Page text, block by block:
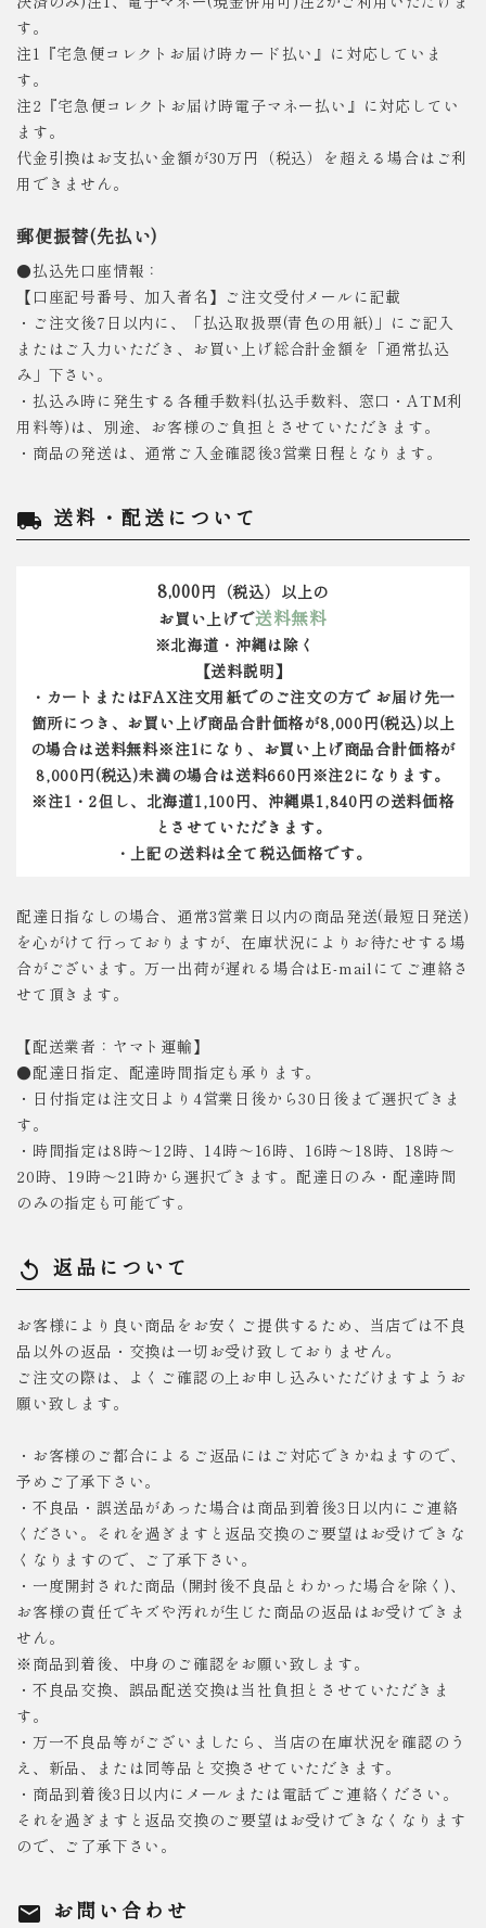
す。
注1『宅急便コレクトお届け時カード払い』に対応していま
す。
注2『宅急便コレクトお届け時電子マネー払い』に対応してい
ます。
代金引換はお支払い金額が30万円（税込）を超える場合はご利
用できません。
郵便振替(先払い)
●払込先口座情報：
【口座記号番号、加入者名】ご注文受付メールに記載
・ご注文後7日以内に、「払込取扱票(青色の用紙)」にご記入
またはご入力いただき、お買い上げ総合計金額を「通常払込
み」下さい。
・払込み時に発生する各種手数料(払込手数料、窓口・ATM利
用料等)は、別途、お客様のご負担とさせていただきます。
・商品の発送は、通常ご入金確認後3営業日程となります。
local_shipping 送料・配送について
8,000円（税込）以上の
お買い上げで送料無料
※北海道・沖縄は除く
【送料説明】
・カートまたはFAX注文用紙でのご注文の方で お届け先一
箇所につき、お買い上げ商品合計価格が8,000円(税込)以上
の場合は送料無料※注1になり、お買い上げ商品合計価格が
8,000円(税込)未満の場合は送料660円※注2になります。
※注1・2但し、北海道1,100円、沖縄県1,840円の送料価格
とさせていただきます。
・上記の送料は全て税込価格です。
配達日指なしの場合、通常3営業日以内の商品発送(最短日発送)
を心がけて行っておりますが、在庫状況によりお待たせする場
合がございます。万一出荷が遅れる場合はE-mailにてご連絡さ
せて頂きます。
【配送業者：ヤマト運輸】
●配達日指定、配達時間指定も承ります。
・日付指定は注文日より4営業日後から30日後まで選択できま
す。
・時間指定は8時～12時、14時～16時、16時～18時、18時～
20時、19時～21時から選択できます。配達日のみ・配達時間
のみの指定も可能です。
replay 返品について
お客様により良い商品をお安くご提供するため、当店では不良
品以外の返品・交換は一切お受け致しておりません。
ご注文の際は、よくご確認の上お申し込みいただけますようお
願い致します。
・お客様のご都合によるご返品にはご対応できかねますので、
予めご了承下さい。
・不良品・誤送品があった場合は商品到着後3日以内にご連絡
ください。それを過ぎますと返品交換のご要望はお受けできな
くなりますので、ご了承下さい。
・一度開封された商品 (開封後不良品とわかった場合を除く)、
お客様の責任でキズや汚れが生じた商品の返品はお受けできま
せん。
※商品到着後、中身のご確認をお願い致します。
・不良品交換、誤品配送交換は当社負担とさせていただきま
す。
・万一不良品等がございましたら、当店の在庫状況を確認のう
え、新品、または同等品と交換させていただきます。
・商品到着後3日以内にメールまたは電話でご連絡ください。
それを過ぎますと返品交換のご要望はお受けできなくなります
ので、ご了承下さい。
mail お問い合わせ